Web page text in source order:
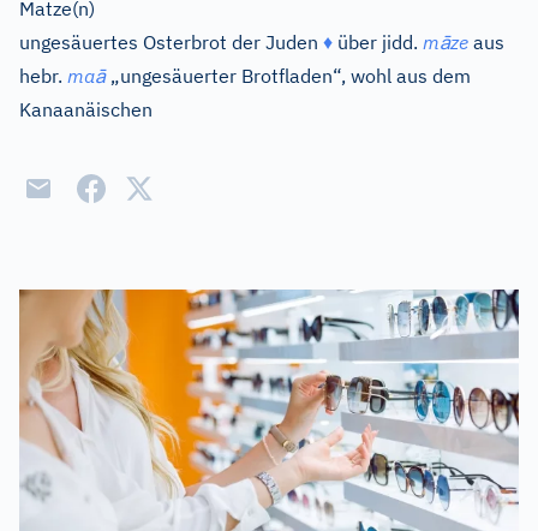
Matze(n)
ungesäuertes Osterbrot der Juden ♦ über jidd. māze aus
hebr. maā„ungesäuerter Brotfladen“, wohl aus dem
Kanaanäischen